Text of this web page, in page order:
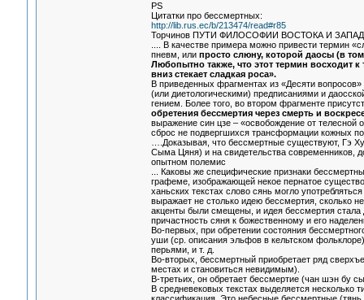
PS
Цитатки про бессмертных:
http://lib.rus.ec/b/213474/read#r85
Торчинов ПУТИ ФИЛОСОФИИ ВОСТОКА И ЗАПАДА
.... В качестве примера можно привести термин
пневм, или просто слюну, которой даосы (в
Любопытно также, что этот термин восходит
вниз стекает сладкая роса».
В приведенных фрагментах из «Десяти
(или диетологическими) предписаниями и
гением. Более того, во втором фрагменте
обретения бессмертия через смерть и
выражение син цзе – «освобождение от телесной
сброс не подвергшихся трансформации кожных
….Доказывая, что бессмертные существуют, Гэ
Сыма Цяня) и на свидетельства современников,
опытном полемис
... Каковы же специфические признаки
графеме, изображающей некое пернатое
ханьских текстах слово сянь могло
выражает не столько идею бессмертия, сколько
акценты были смещены, и идея бессмертия стала
причастность сяня к божественному и его
Во-первых, при обретении состояния
уши (ср. описания эльфов в кельтском
перьями, и т. д.
Во-вторых, бессмертный приобретает ряд
местах и становиться невидимым).
В-третьих, он обретает бессмертие (чан шэн бу
В средневековых текстах выделяется несколько